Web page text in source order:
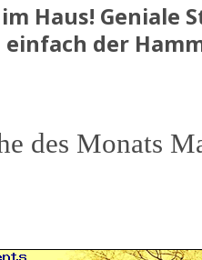
im Haus! Geniale
einfach der
des Monats